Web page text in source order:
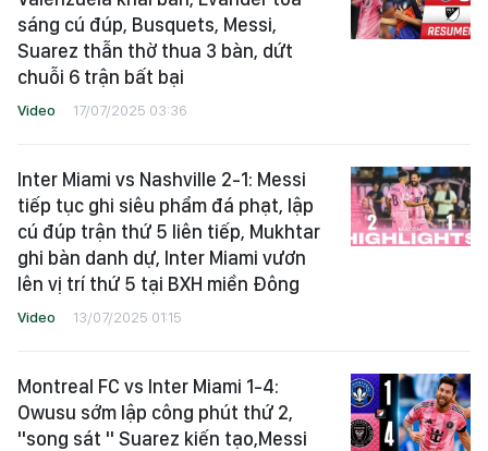
sáng cú đúp, Busquets, Messi,
Suarez thẫn thờ thua 3 bàn, dứt
chuỗi 6 trận bất bại
Video 17/07/2025 03:36
Inter Miami vs Nashville 2-1: Messi
tiếp tục ghi siêu phẩm đá phạt, lập
cú đúp trận thứ 5 liên tiếp, Mukhtar
ghi bàn danh dự, Inter Miami vươn
lên vị trí thứ 5 tại BXH miền Đông
Video 13/07/2025 01:15
Montreal FC vs Inter Miami 1-4:
Owusu sớm lập công phút thứ 2,
"song sát " Suarez kiến tạo,Messi